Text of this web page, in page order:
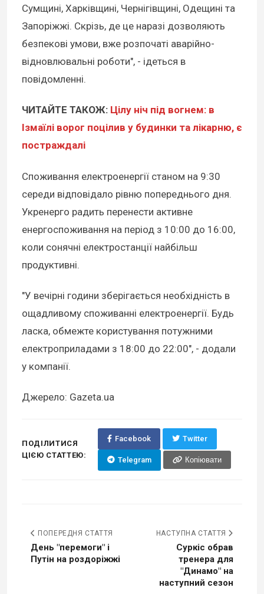
Сумщині, Харківщині, Чернігівщині, Одещині та
Запоріжжі. Скрізь, де це наразі дозволяють
безпекові умови, вже розпочаті аварійно-
відновлювальні роботи", - ідеться в
повідомленні.
ЧИТАЙТЕ ТАКОЖ: Цілу ніч під вогнем: в
Ізмаїлі ворог поцілив у будинки та лікарню, є
постраждалі
Споживання електроенергії станом на 9:30
середи відповідало рівню попереднього дня.
Укренерго радить перенести активне
енергоспоживання на період з 10:00 до 16:00,
коли сонячні електростанції найбільш
продуктивні.
"У вечірні години зберігається необхідність в
ощадливому споживанні електроенергії. Будь
ласка, обмежте користування потужними
електроприладами з 18:00 до 22:00", - додали
у компанії.
Джерело: Gazeta.ua
ПОДІЛИТИСЯ
ЦІЄЮ СТАТТЕЮ:
Facebook Twitter
Telegram Копіювати
ПОПЕРЕДНЯ СТАТТЯ
День "перемоги" і
Путін на роздоріжжі
НАСТУПНА СТАТТЯ
Суркіс обрав
тренера для
"Динамо" на
наступний сезон